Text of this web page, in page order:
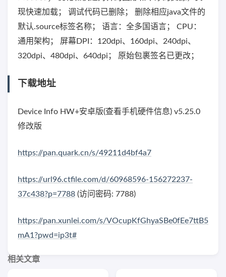
现快速加载； 调试代码已删除； 删除相应java文件的
默认.source标签名称； 语言：全多国语言； CPU：
通用架构； 屏幕DPI：120dpi、160dpi、240dpi、
320dpi、480dpi、640dpi； 原始包裹签名已更改；
下载地址
Device Info HW+安卓版(查看手机硬件信息) v5.25.0
修改版
https://pan.quark.cn/s/49211d4bf4a7
https://url96.ctfile.com/d/60968596-156272237-
37c438?p=7788 (访问密码: 7788)
https://pan.xunlei.com/s/VOcupKfGhyaSBe0fEe7ttB5
mA1?pwd=ip3t#
相关文章